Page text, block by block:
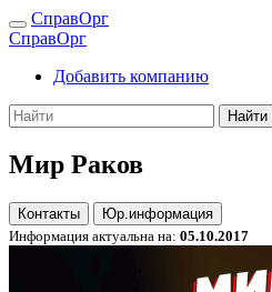
СправОрг
СправОрг
Добавить компанию
Найти
Мир Раков
Контакты
Юр.информация
Информация актуальна на: 05.10.2017